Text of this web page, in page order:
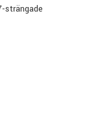
strängade